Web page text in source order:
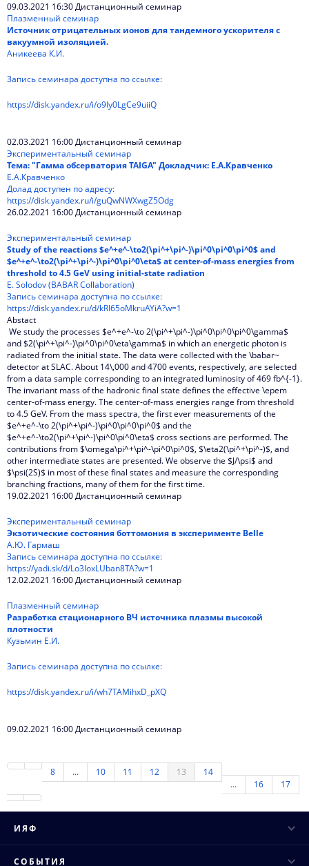
09.03.2021 16:30 Дистанционный семинар
Плазменный семинар
Источник отрицательных ионов для тандемного ускорителя с
вакуумной изоляцией.
Аникеева К.И.
Запись семинара доступна по ссылке:
https://disk.yandex.ru/i/o9Iy0LgCe9uiiQ
02.03.2021 16:00 Дистанционный семинар
Экспериментальный семинар
Тема: "Гамма обсерватория TAIGA" Докладчик: Е.А.Кравченко
Е.А.Кравченко
Долад доступен по адресу:
https://disk.yandex.ru/i/guQwNWXwgZ5Odg
26.02.2021 16:00 Дистанционный семинар
Экспериментальный семинар
Study of the reactions $e^+e^-\to2(\pi^+\pi^-)\pi^0\pi^0\pi^0$ and
$e^+e^-\to2(\pi^+\pi^-)\pi^0\pi^0\eta$ at center-of-mass energies from
threshold to 4.5 GeV using initial-state radiation
E. Solodov (BABAR Collaboration)
Запись семинара доступна по ссылке:
https://disk.yandex.ru/d/kRI65oMkruAYiA?w=1
Abstact
We study the processes $e^+e^-\to 2(\pi^+\pi^-)\pi^0\pi^0\pi^0\gamma$
and $2(\pi^+\pi^-)\pi^0\pi^0\eta\gamma$ in which an energetic photon is
radiated from the initial state. The data were collected with the \babar~
detector at SLAC. About 14\,000 and 4700 events, respectively, are selected
from a data sample corresponding to an integrated luminosity of 469 fb^{-1}.
The invariant mass of the hadronic final state defines the effective \epem
center-of-mass energy. The center-of-mass energies range from threshold
to 4.5 GeV. From the mass spectra, the first ever measurements of the
$e^+e^-\to 2(\pi^+\pi^-)\pi^0\pi^0\pi^0$ and the
$e^+e^-\to2(\pi^+\pi^-)\pi^0\pi^0\eta$ cross sections are performed. The
contributions from $\omega\pi^+\pi^-\pi^0\pi^0$, $\eta2(\pi^+\pi^-)$, and
other intermediate states are presented. We observe the $J/\psi$ and
$\psi(2S)$ in most of these final states and measure the corresponding
branching fractions, many of them for the first time.
19.02.2021 16:00 Дистанционный семинар
Экспериментальный семинар
Экзотические состояния боттомония в эксперименте Belle
А.Ю. Гармаш
Запись семинара доступна по ссылке:
https://yadi.sk/d/Lo3IoxLUban8TA?w=1
12.02.2021 16:00 Дистанционный семинар
Плазменный семинар
Разработка стационарного ВЧ источника плазмы высокой
плотности
Кузьмин Е.И.
Запись семинара доступна по ссылке:
https://disk.yandex.ru/i/wh7TAMihxD_pXQ
09.02.2021 16:00 Дистанционный семинар
8 ... 10 11 12 13
14
...
16 17
ИЯФ
СОБЫТИЯ